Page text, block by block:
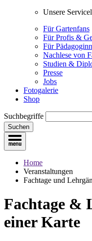
Unsere
Für Gartenfans
Für Profis &
Für
Nachlese von
Studien &
Presse
Jobs
Fotogalerie
Shop
Suchbegriffe
Suchen
Home
Veranstaltungen
Fachtage und
Fachtage &
einer Karte